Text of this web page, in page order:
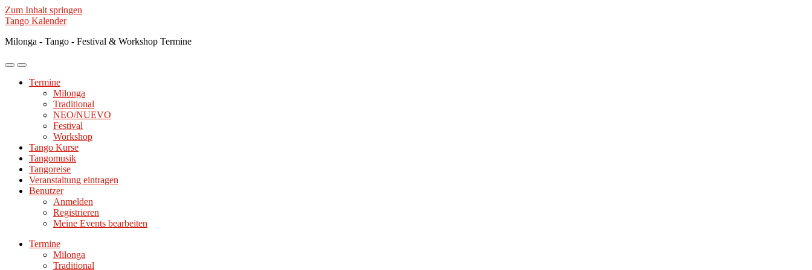
Zum Inhalt springen
Tango Kalender
Milonga - Tango - Festival & Workshop Termine
Mobile-
ein-/ausblenden
Suchfeld
ein-/ausblenden
Termine
Milonga
Traditional
NEO/NUEVO
Festival
Workshop
Tango Kurse
Tangomusik
Tangoreise
Veranstaltung eintragen
Benutzer
Anmelden
Registrieren
Meine Events bearbeiten
Termine
Milonga
Traditional